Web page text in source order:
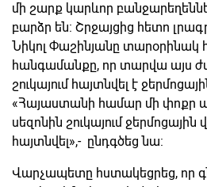
մի շարք կարևոր
բարձր են: Շրջայցից հետո
Նիկոլ Փաշինյանը տարօրինակ
հանգամանքը, որ տարվա այս
շուկայում հայտնվել է
«Հայաստանի համար մի փոքր
սեզոնին շուկայում ջերմոցային
հայտնվել»,- ընդգծեց նա:
Վարչապետը հստակեցրեց, որ